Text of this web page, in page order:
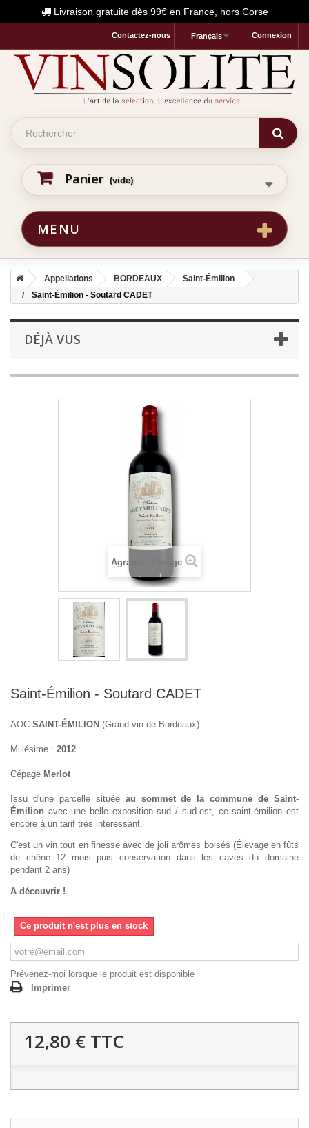
Livraison gratuite dès 99€ en France, hors Corse
Connexion
Français
Contactez-nous
Panier (vide)
MENU
Appellations BORDEAUX
Saint-Émilion
Saint-Émilion - Soutard CADET
DÉJÀ VUS
Agrandir l'image
Saint-Émilion - Soutard CADET
AOC SAINT-ÉMILION (Grand vin de Bordeaux)
Millésime : 2012
Cépage Merlot
Issu d'une parcelle située au sommet de la commune de Saint-
Émilion avec une belle exposition sud / sud-est, ce saint-émilion est
encore à un tarif très intéressant.
C'est un vin tout en finesse avec de joli arômes boisés (Élevage en fûts
de chêne 12 mois puis conservation dans les caves du domaine
pendant 2 ans)
A découvrir !
Ce produit n'est plus en stock
Prévenez-moi lorsque le produit est disponible
Imprimer
12,80 € TTC